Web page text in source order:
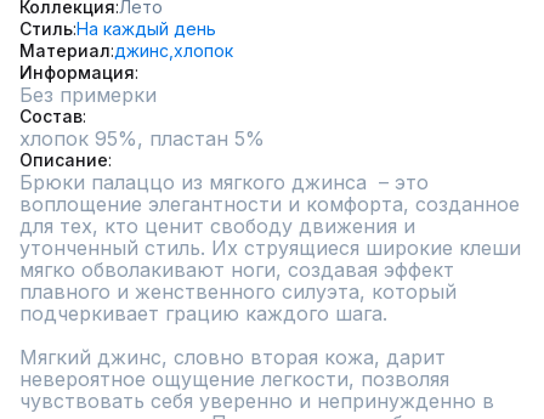
Коллекция Лето
СтильНа каждый день
Материал джинс, хлопок
Информация
Без примерки
Состав
хлопок 95%, пластан 5%
Описание
Брюки палаццо из мягкого джинса  – это
воплощение элегантности и комфорта, созданное
для тех, кто ценит свободу движения и
утонченный стиль. Их струящиеся широкие клеши
мягко обволакивают ноги, создавая эффект
плавного и женственного силуэта, который
подчеркивает грацию каждого шага.
Мягкий джинс, словно вторая кожа, дарит
невероятное ощущение легкости, позволяя
чувствовать себя уверенно и непринужденно в